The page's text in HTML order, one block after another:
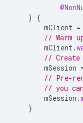
)
{
mClient =
// Warm
mClient.
// Create
mSession
// Pre-
// you
mSession .
}